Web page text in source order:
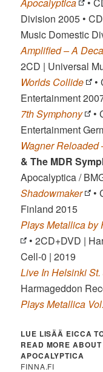
Division 2005 •
Music Domestic
Amplified – A
2CD | Universal
Worlds Collide
•
Entertainment
7th Symphony
•
Entertainment
Wagner
& The MDR
Apocalyptica /
Shadowmaker
•
Finland 2015
Plays Metallica by
• 2CD+DVD |
Cell-0 | 2019
Live In Helsinki St.
Harmageddon
Plays Metallica
LUE LISÄÄ EICCA
READ MORE
APOCALYPTICA
FINNA.FI